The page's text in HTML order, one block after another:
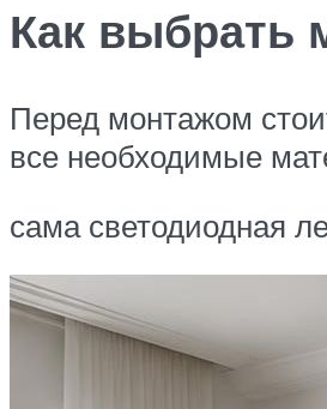
Как выбрать
Перед монтажом
все необходимые
сама светодиодная